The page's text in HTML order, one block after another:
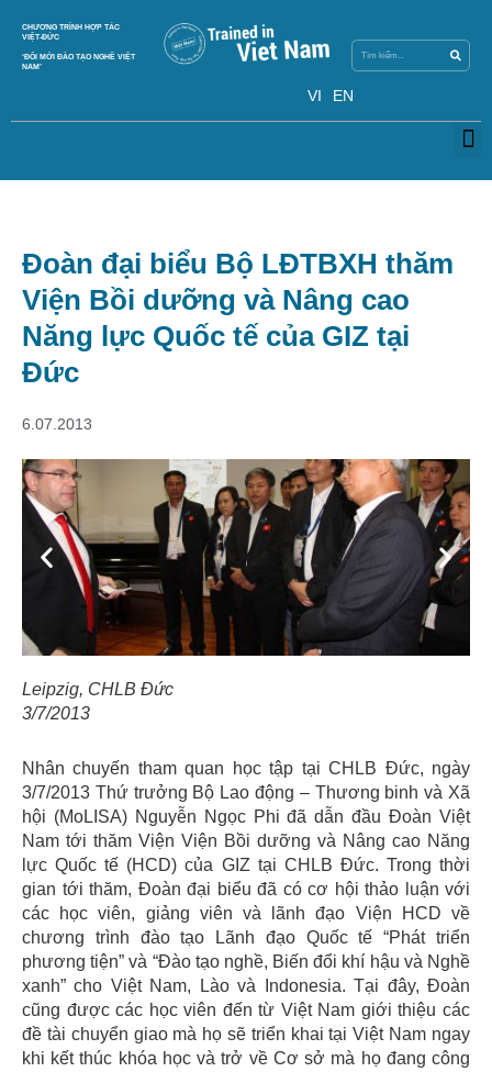
CHƯƠNG TRÌNH HỢP TÁC
VIỆT-ĐỨC
‘ĐỔI MỚI ĐÀO TẠO NGHỀ VIỆT
NAM’
VI EN
Đoàn đại biểu Bộ LĐTBXH thăm
Viện Bồi dưỡng và Nâng cao
Năng lực Quốc tế của GIZ tại
Đức
6.07.2013
Previous Next
Leipzig, CHLB Đức
3/7/2013
Nhân chuyến tham quan học tập tại CHLB Đức, ngày
3/7/2013 Thứ trưởng Bộ Lao động – Thương binh và Xã
hội (MoLISA) Nguyễn Ngọc Phi đã dẫn đầu Đoàn Việt
Nam tới thăm Viện Viện Bồi dưỡng và Nâng cao Năng
lực Quốc tế (HCD) của GIZ tại CHLB Đức. Trong thời
gian tới thăm, Đoàn đại biểu đã có cơ hội thảo luận với
các học viên, giảng viên và lãnh đạo Viện HCD về
chương trình đào tạo Lãnh đạo Quốc tế “Phát triển
phương tiện” và “Đào tạo nghề, Biến đổi khí hậu và Nghề
xanh” cho Việt Nam, Lào và Indonesia. Tại đây, Đoàn
cũng được các học viên đến từ Việt Nam giới thiệu các
đề tài chuyển giao mà họ sẽ triển khai tại Việt Nam ngay
khi kết thúc khóa học và trở về Cơ sở mà họ đang công